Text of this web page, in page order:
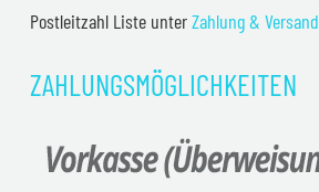
Postleitzahl Liste unterZahlung & Versand
ZAHLUNGSMÖGLICHKEITEN